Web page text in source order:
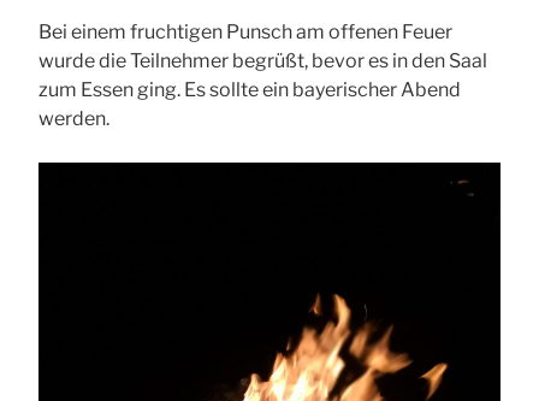
Bei einem fruchtigen Punsch am offenen Feuer
wurde die Teilnehmer begrüßt, bevor es in den Saal
zum Essen ging. Es sollte ein bayerischer Abend
werden.